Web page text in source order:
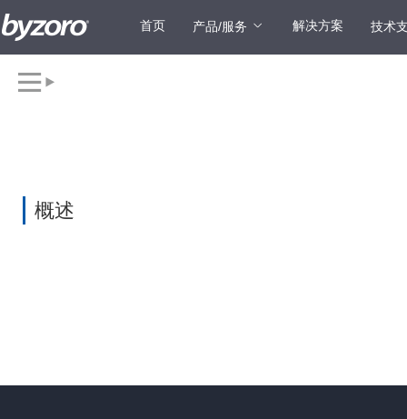
首页 产品/服务 解决方案 技术
概述